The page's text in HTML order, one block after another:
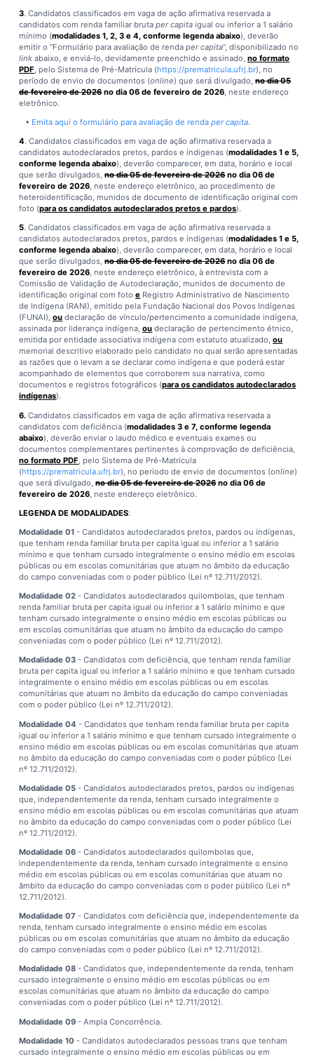
3. Candidatos classificados em vaga de ação afirmativa reservada a
candidatos com renda familiar brutaper capita igual ou inferior a 1 salário
mínimo (modalidades 1, 2, 3 e 4, conforme legenda abaixo), deverão
emitir o “Formulário para avaliação de rendaper capita”, disponibilizado no
link abaixo, e enviá-lo, devidamente preenchido e assinado,no formato
PDF, pelo Sistema de Pré-Matrícula (https://prematricula.ufrj.br), no
período de envio de documentos (online) que será divulgado,no dia 05
de fevereiro de 2026no dia 06 de fevereiro de 2026, neste endereço
eletrônico.
• Emita aqui o formulário para avaliação de rendaper capita.
4. Candidatos classificados em vaga de ação afirmativa reservada a
candidatos autodeclarados pretos, pardos e índigenas (modalidades 1 e 5,
conforme legenda abaixo), deverão comparecer, em data, horário e local
que serão divulgados,no dia 05 de fevereiro de 2026no dia 06 de
fevereiro de 2026, neste endereço eletrônico, ao procedimento de
heteroidentificação, munidos de documento de identificação original com
foto (para os candidatos autodeclarados pretos e pardos).
5. Candidatos classificados em vaga de ação afirmativa reservada a
candidatos autodeclarados pretos, pardos e índigenas (modalidades 1 e 5,
conforme legenda abaixo), deverão comparecer, em data, horário e local
que serão divulgados,no dia 05 de fevereiro de 2026no dia 06 de
fevereiro de 2026, neste endereço eletrônico, à entrevista com a
Comissão de Validação de Autodeclaração, munidos de documento de
identificação original com fotoe Registro Administrativo de Nascimento
de Indígena (RANI), emitido pela Fundação Nacional dos Povos Indígenas
(FUNAI),ou declaração de vínculo/pertencimento a comunidade indígena,
assinada por liderança indígena,ou declaração de pertencimento étnico,
emitida por entidade associativa indígena com estatuto atualizado,ou
memorial descritivo elaborado pelo candidato no qual serão apresentadas
as razões que o levam a se declarar como indígena e que poderá estar
acompanhado de elementos que corroborem sua narrativa, como
documentos e registros fotográficos (para os candidatos autodeclarados
indígenas).
6. Candidatos classificados em vaga de ação afirmativa reservada a
candidatos com deficiência (modalidades 3 e 7, conforme legenda
abaixo), deverão enviar o laudo médico e eventuais exames ou
documentos complementares pertinentes à comprovação de deficiência,
no formato PDF , pelo Sistema de Pré-Matrícula
(https://prematricula.ufrj.br), no período de envio de documentos (online)
que será divulgado,no dia 05 de fevereiro de 2026no dia 06 de
fevereiro de 2026 , neste endereço eletrônico.
LEGENDA DE MODALIDADES:
Modalidade 01 - Candidatos autodeclarados pretos, pardos ou indígenas,
que tenham renda familiar bruta per capita igual ou inferior a 1 salário
mínimo e que tenham cursado integralmente o ensino médio em escolas
públicas ou em escolas comunitárias que atuam no âmbito da educação
do campo conveniadas com o poder público (Lei nº 12.711/2012).
Modalidade 02 - Candidatos autodeclarados quilombolas, que tenham
renda familiar bruta per capita igual ou inferior a 1 salário mínimo e que
tenham cursado integralmente o ensino médio em escolas públicas ou
em escolas comunitárias que atuam no âmbito da educação do campo
conveniadas com o poder público (Lei nº 12.711/2012).
Modalidade 03 - Candidatos com deficiência, que tenham renda familiar
bruta per capita igual ou inferior a 1 salário mínimo e que tenham cursado
integralmente o ensino médio em escolas públicas ou em escolas
comunitárias que atuam no âmbito da educação do campo conveniadas
com o poder público (Lei nº 12.711/2012).
Modalidade 04 - Candidatos que tenham renda familiar bruta per capita
igual ou inferior a 1 salário mínimo e que tenham cursado integralmente o
ensino médio em escolas públicas ou em escolas comunitárias que atuam
no âmbito da educação do campo conveniadas com o poder público (Lei
nº 12.711/2012).
Modalidade 05 - Candidatos autodeclarados pretos, pardos ou indígenas
que, independentemente da renda, tenham cursado integralmente o
ensino médio em escolas públicas ou em escolas comunitárias que atuam
no âmbito da educação do campo conveniadas com o poder público (Lei
nº 12.711/2012).
Modalidade 06 - Candidatos autodeclarados quilombolas que,
independentemente da renda, tenham cursado integralmente o ensino
médio em escolas públicas ou em escolas comunitárias que atuam no
âmbito da educação do campo conveniadas com o poder público (Lei nº
12.711/2012).
Modalidade 07 - Candidatos com deficiência que, independentemente da
renda, tenham cursado integralmente o ensino médio em escolas
públicas ou em escolas comunitárias que atuam no âmbito da educação
do campo conveniadas com o poder público (Lei nº 12.711/2012).
Modalidade 08 - Candidatos que, independentemente da renda, tenham
cursado integralmente o ensino médio em escolas públicas ou em
escolas comunitárias que atuam no âmbito da educação do campo
conveniadas com o poder público (Lei nº 12.711/2012).
Modalidade 09 - Ampla Concorrência.
Modalidade 10 - Candidatos autodeclarados pessoas trans que tenham
cursado integralmente o ensino médio em escolas públicas ou em